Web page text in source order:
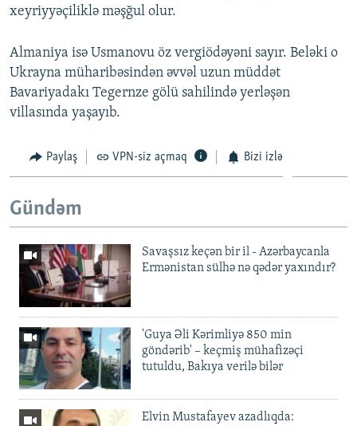
xeyriyyəçiliklə məşğul olur.
Almaniya isə Usmanovu öz vergiödəyəni sayır. Beləki o
Ukrayna müharibəsindən əvvəl uzun müddət
Bavariyadakı Tegernze gölü sahilində yerləşən
villasında yaşayıb.
Paylaş VPN-siz açmaq Bizi izlə
Gündəm
Savaşsız keçən bir il - Azərbaycanla
Ermənistan sülhə nə qədər yaxındır?
'Guya Əli Kərimliyə 850 min
göndərib' – keçmiş mühafizəçi
tutuldu, Bakıya verilə bilər
Elvin Mustafayev azadlıqda: